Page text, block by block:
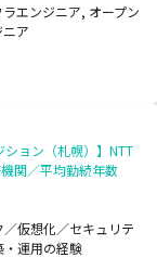
エンジニア, オープン
ア
ション（札幌）】NTT
関／平均勤続年数
仮想化／セキュリテ
・運用の経験